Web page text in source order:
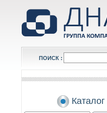
ПОИСК :